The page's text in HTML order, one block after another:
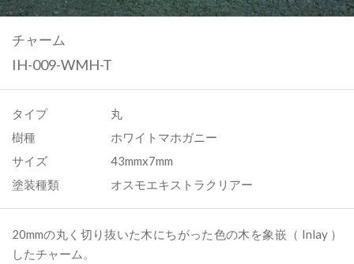
チャーム
IH-009-WMH-T
タイプ
丸
樹種
ホワイトマホガニー
サイズ
43mmx7mm
塗装種類
オスモエキストラクリアー
20mmの丸く切り抜いた木にちがった色の木を象嵌（ Inlay ）
したチャーム。